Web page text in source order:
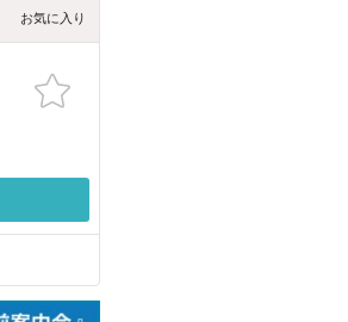
お気に入り